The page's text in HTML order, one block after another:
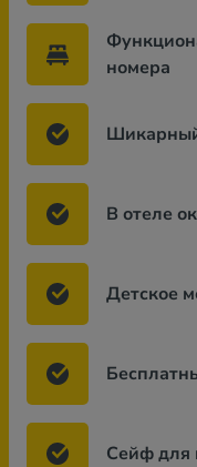
номера
В отеле
Детское
Сейф для